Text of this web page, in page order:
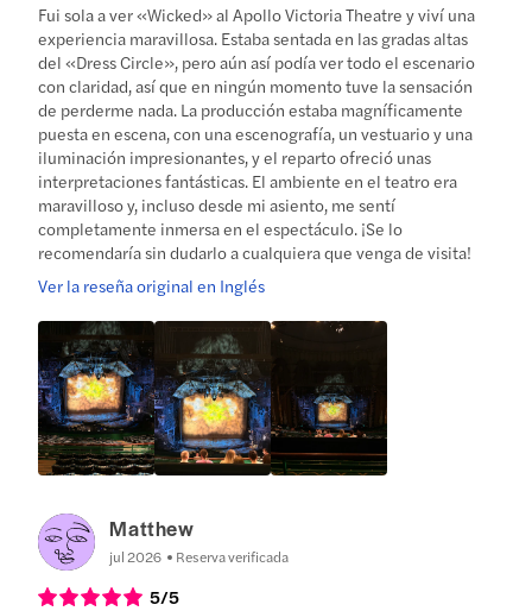
Fui sola a ver «Wicked» al Apollo Victoria Theatre y viví una
experiencia maravillosa. Estaba sentada en las gradas altas
del «Dress Circle», pero aún así podía ver todo el escenario
con claridad, así que en ningún momento tuve la sensación
de perderme nada. La producción estaba magníficamente
puesta en escena, con una escenografía, un vestuario y una
iluminación impresionantes, y el reparto ofreció unas
interpretaciones fantásticas. El ambiente en el teatro era
maravilloso y, incluso desde mi asiento, me sentí
completamente inmersa en el espectáculo. ¡Se lo
recomendaría sin dudarlo a cualquiera que venga de visita!
Ver la reseña original en Inglés
Matthew
jul 2026 Reserva verificada
5/5